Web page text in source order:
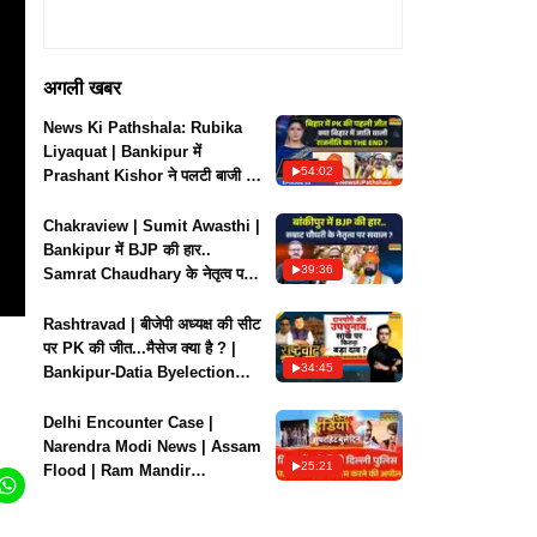
अगली खबर
News Ki Pathshala: Rubika
Liyaquat | Bankipur में
Prashant Kishor ने पलटी बाजी |
54:02
Chakraview | Sumit Awasthi |
Bankipur में BJP की हार..
Samrat Chaudhary के नेतृत्व पर
39:36
Rashtravad | बीजेपी अध्यक्ष की सीट
पर PK की जीत...मैसेज क्या है ? |
Bankipur-Datia Byelection
34:45
Delhi Encounter Case |
Narendra Modi News | Assam
Flood | Ram Mandir
25:21